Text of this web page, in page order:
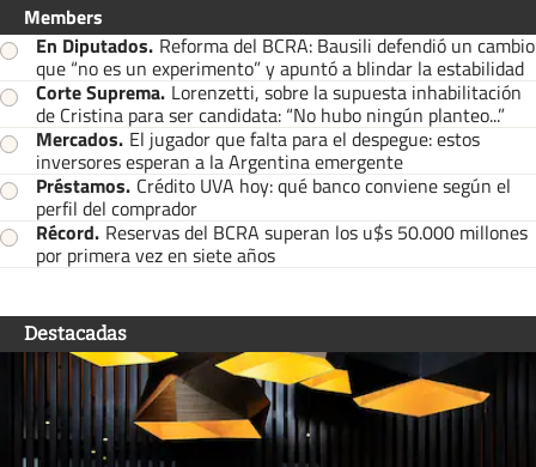
Members
En Diputados. Reforma del BCRA: Bausili defendió un cambio
que “no es un experimento” y apuntó a blindar la estabilidad
Corte Suprema. Lorenzetti, sobre la supuesta inhabilitación
de Cristina para ser candidata: “No hubo ningún planteo...”
Mercados. El jugador que falta para el despegue: estos
inversores esperan a la Argentina emergente
Préstamos. Crédito UVA hoy: qué banco conviene según el
perfil del comprador
Récord. Reservas del BCRA superan los u$s 50.000 millones
por primera vez en siete años
Destacadas